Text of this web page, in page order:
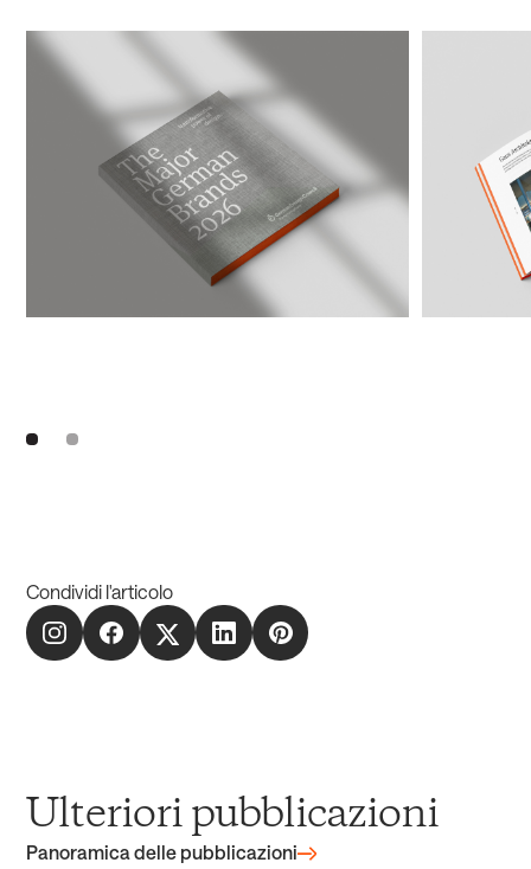
Condividi l'articolo
Ulteriori pubblicazioni
Panoramica delle pubblicazioni